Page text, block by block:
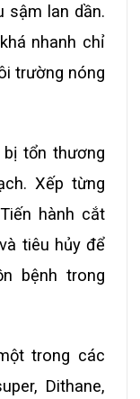
sậm lan dần.
nhanh chỉ
trường nóng
bị tổn thương
Xếp từng
hành cắt
tiêu hủy để
bệnh trong
trong các
Dithane,